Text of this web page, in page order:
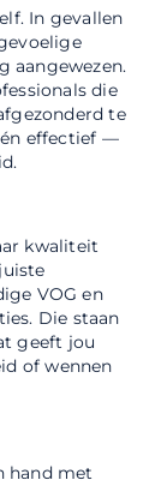
In gevallen
aangewezen.
die
te
én effectief —
kwaliteit
VOG en
Die staan
geeft jou
of wennen
hand met